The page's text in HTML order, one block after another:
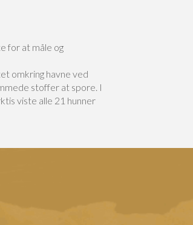
for at måle og
omkring havne ved
stoffer at spore. I
viste alle 21 hunner